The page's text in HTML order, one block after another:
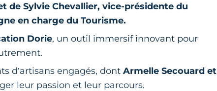
de Sylvie Chevallier, vice-présidente du
en charge du Tourisme.
Dorie, un outil immersif innovant pour
d’artisans engagés, dontArmelle Secouard et
leur passion et leur parcours.